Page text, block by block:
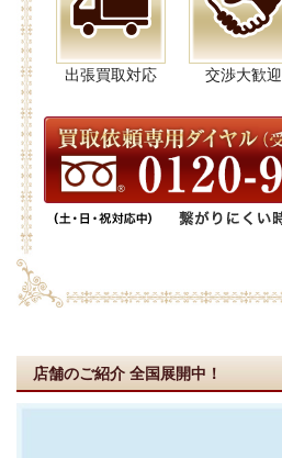
出張買取対応 交渉大歓迎
店舗のご紹介 全国展開中！